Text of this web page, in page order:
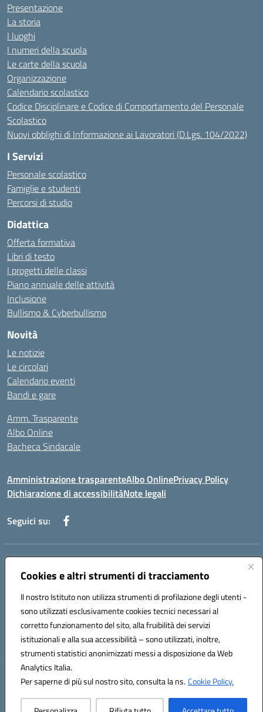
Cookies e altri strumenti di tracciamento
Il nostro Istituto non utilizza strumenti di profilazione degli utenti -
sono utilizzati esclusivamente cookies tecnici necessari al
corretto funzionamento del sito, alla fruibilità dei servizi
istituzionali e alla sua accessibilità – sono utilizzati, inoltre,
strumenti statistici anonimizzati messi a disposizione da Web
Analytics Italia.
Per saperne di più sul nostro sito, consulta la ns.Cookie Policy.
Presentazione
La storia
I luoghi
I numeri della scuola
Le carte della scuola
Organizzazione
Calendario scolastico
Codice Disciplinare e Codice di Comportamento del Personale
Scolastico
Nuovi obblighi di Informazione ai Lavoratori (D.Lgs. 104/2022)
I Servizi
Personale scolastico
Famiglie e studenti
Percorsi di studio
Didattica
Offerta formativa
Libri di testo
I progetti delle classi
Piano annuale delle attività
Inclusione
Bullismo & Cyberbullismo
Novità
Le notizie
Le circolari
Calendario eventi
Bandi e gare
Amm. Trasparente
Albo Online
Bacheca Sindacale
Amministrazione trasparenteAlbo OnlinePrivacy Policy
Dichiarazione di accessibilitàNote legali
Seguici su:
Indirizzo:
Centralino:0881234514 - 0881752614 - 0881719420
Posta elettronica certificata (PEC):fgps010008@pec.istruzione.it
Codice fiscale: 80003140714
Codice meccanografico: FGPS010008
Hosting & Powered by 3D Solution S.r.l.
Concept & Design by Designers Italia